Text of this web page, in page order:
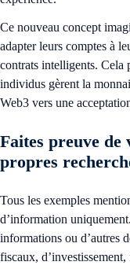
Ce nouveau concept
adapter leurs comptes à
contrats intelligents. Cela
individus gèrent la
Web3 vers une
Faites preuve de
propres
Tous les exemples
d’information
informations ou d’autres
fiscaux,